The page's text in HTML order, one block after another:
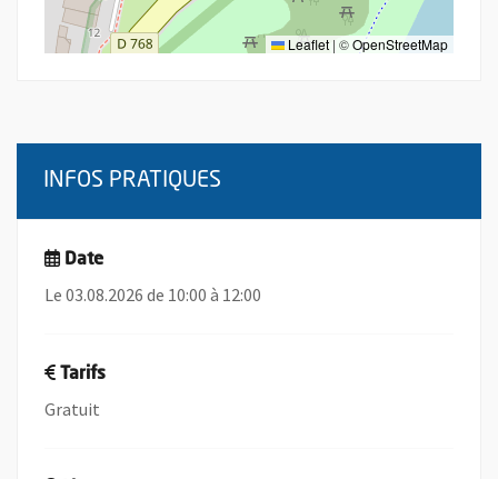
Leaflet | ©OpenStreetMap
INFOS PRATIQUES
Date
Le 03.08.2026 de 10:00 à 12:00
Tarifs
Gratuit